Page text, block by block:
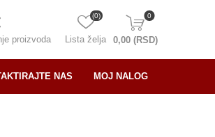
proizvoda Lista želja
(0) 0
0,00 (RSD)
NAS MOJ NALOG